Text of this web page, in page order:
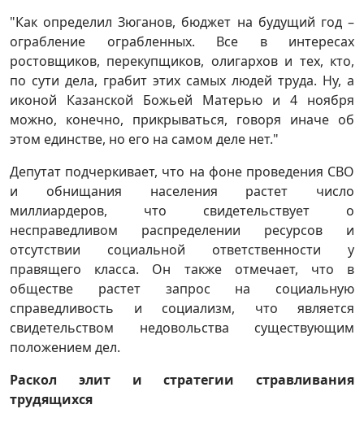
"Как определил Зюганов, бюджет на будущий год –
ограбление ограбленных. Все в интересах
ростовщиков, перекупщиков, олигархов и тех, кто,
по сути дела, грабит этих самых людей труда. Ну, а
иконой Казанской Божьей Матерью и 4 ноября
можно, конечно, прикрываться, говоря иначе об
этом единстве, но его на самом деле нет."
Депутат подчеркивает, что на фоне проведения СВО
и обнищания населения растет число
миллиардеров, что свидетельствует о
несправедливом распределении ресурсов и
отсутствии социальной ответственности у
правящего класса. Он также отмечает, что в
обществе растет запрос на социальную
справедливость и социализм, что является
свидетельством недовольства существующим
положением дел.
Раскол элит и стратегии стравливания
трудящихся